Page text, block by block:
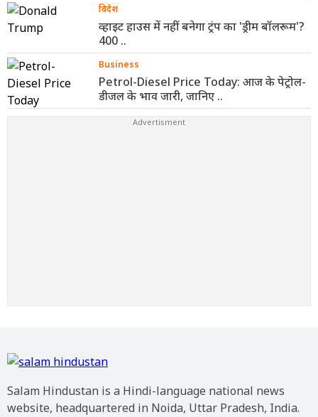
विदेश
व्हाइट हाउस में नहीं बनेगा ट्रंप का 'ड्रीम बॉलरूम'?
400 ..
Business
Petrol-Diesel Price Today: आज के पेट्रोल-
डीजल के भाव जारी, जानिए ..
Salam Hindustan is a Hindi-language national news
website, headquartered in Noida, Uttar Pradesh, India.